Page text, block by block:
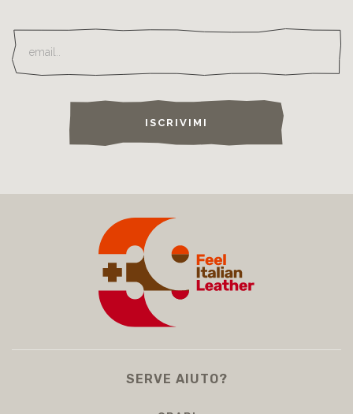
ISCRIVIMI
SERVE AIUTO?